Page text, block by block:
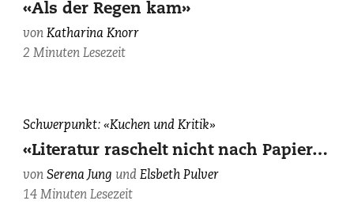
«Als der Regen kam»
vonKatharina Knorr
2 Minuten Lesezeit
Elsbeth
(1957),
zvg.
Schwerpunkt: «Kuchen und Kritik»
«Literatur raschelt nicht nach Papier…
vonSerena Jung undElsbeth Pulver
14 Minuten Lesezeit